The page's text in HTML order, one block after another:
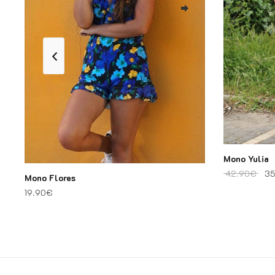
Mono Flores
19.90€
Mono Yulia
42.90€ El